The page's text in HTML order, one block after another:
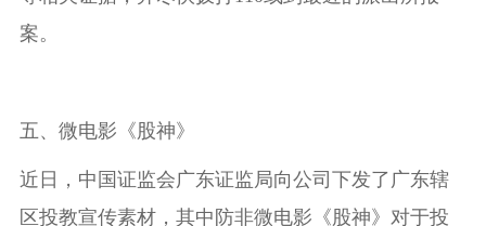
案。
五、微电影《股神》
近日，中国证监会广东证监局向公司下发了广东辖
区投教宣传素材，其中防非微电影《股神》对于投